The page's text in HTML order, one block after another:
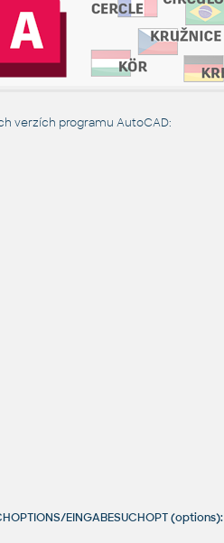
verzích programu AutoCAD:
EINGABESUCHOPT (options):